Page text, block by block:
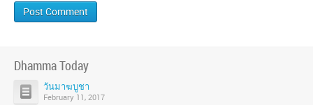
Dhamma Today
วันมาฆบูชา
February 11, 2017